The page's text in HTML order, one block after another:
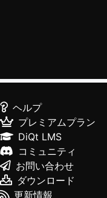
ヘルプ
プレミアムプラン
DiQt LMS
コミュニティ
お問い合わせ
ダウンロード
更新情報